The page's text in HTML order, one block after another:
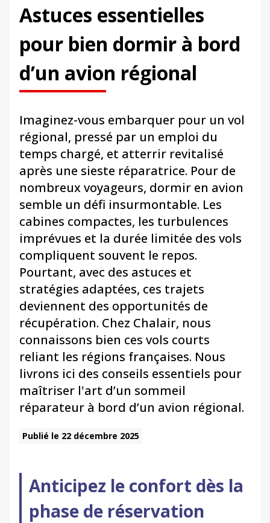
Astuces essentielles
pour bien dormir à bord
d’un avion régional
Imaginez-vous embarquer pour un vol
régional, pressé par un emploi du
temps chargé, et atterrir revitalisé
après une sieste réparatrice. Pour de
nombreux voyageurs, dormir en avion
semble un défi insurmontable. Les
cabines compactes, les turbulences
imprévues et la durée limitée des vols
compliquent souvent le repos.
Pourtant, avec des astuces et
stratégies adaptées, ces trajets
deviennent des opportunités de
récupération. Chez Chalair, nous
connaissons bien ces vols courts
reliant les régions françaises. Nous
livrons ici des conseils essentiels pour
maîtriser l'art d’un sommeil
réparateur à bord d’un avion régional.
Publié le 22 décembre 2025
Anticipez le confort dès la
phase de réservation